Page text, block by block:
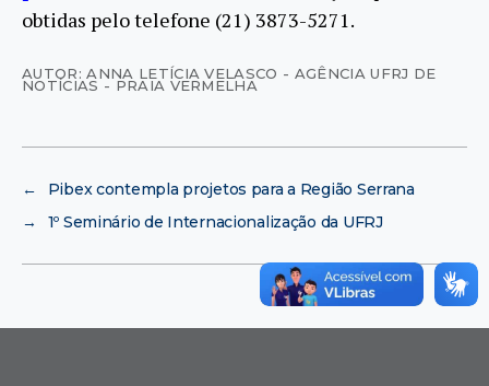
obtidas pelo telefone (21) 3873-5271.
AUTOR: ANNA LETÍCIA VELASCO - AGÊNCIA UFRJ DE
NOTÍCIAS - PRAIA VERMELHA
←
Pibex contempla projetos para a Região Serrana
→
1º Seminário de Internacionalização da UFRJ